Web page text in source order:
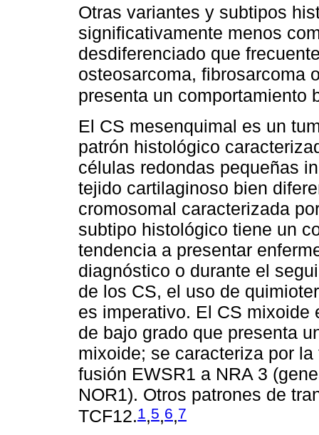
Otras variantes y subtipos
significativamente menos
desdiferenciado que
osteosarcoma, fibrosarcoma
presenta un comportamiento
El CS mesenquimal es un
patrón histológico
células redondas pequeñas
tejido cartilaginoso bien
cromosomal caracterizada
subtipo histológico tiene un
tendencia a presentar
diagnóstico o durante el
de los CS, el uso de
es imperativo. El CS mixoide
de bajo grado que presenta
mixoide; se caracteriza por
fusión EWSR1 a NRA 3
NOR1). Otros patrones de
TCF12.1,5,6,7